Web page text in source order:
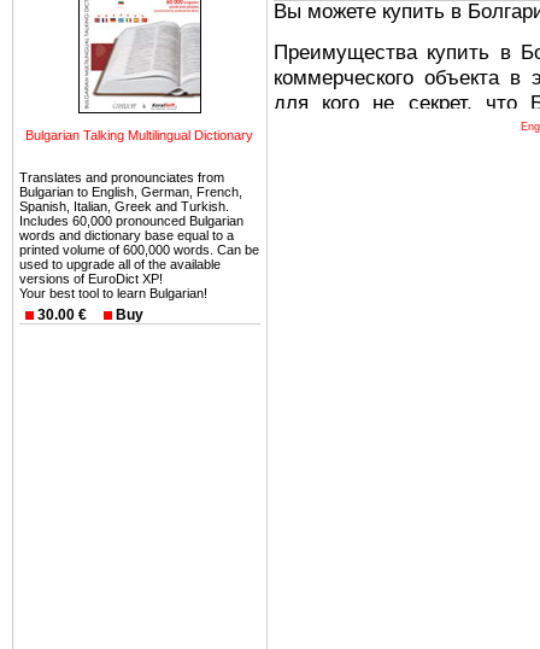
Bulgarian Talking Multilingual Dictionary
Translates and pronounciates from
Bulgarian to English, German, French,
Spanish, Italian, Greek and Turkish.
Includes 60,000 pronounced Bulgarian
words and dictionary base equal to a
printed volume of 600,000 words. Can be
used to upgrade all of the available
versions of EuroDict XP!
Your best tool to learn Bulgarian!
30.00 € Buy
Вы можете купить в
Преимущества купить в
коммерческого объекта
для кого не секрет, что
древних и прекрасных